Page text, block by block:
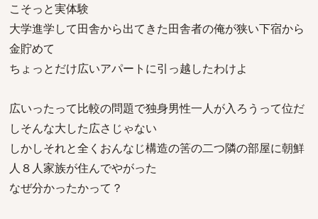
こそっと実体験
大学進学して田舎から出てきた田舎者の俺が狭い下宿から
金貯めて
ちょっとだけ広いアパートに引っ越したわけよ
広いったって比較の問題で独身男性一人が入ろうって位だ
しそんな大した広さじゃない
しかしそれと全くおんなじ構造の筈の二つ隣の部屋に朝鮮
人８人家族が住んでやがった
なぜ分かったかって？